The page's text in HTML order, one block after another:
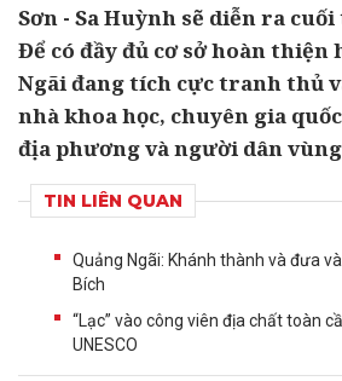
Sơn - Sa Huỳnh sẽ diễn ra cuối
Để có đầy đủ cơ sở hoàn thiện
Ngãi đang tích cực tranh thủ
nhà khoa học, chuyên gia
địa phương và người dân
TIN LIÊN QUAN
Quảng Ngãi: Khánh thành và đưa
Bích
“Lạc” vào công viên địa chất toàn
UNESCO